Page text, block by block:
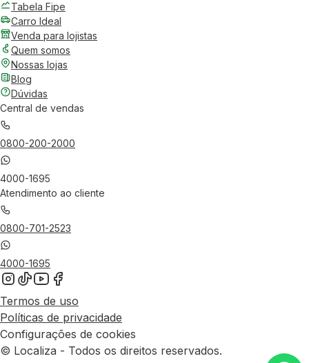
Tabela Fipe
Carro Ideal
Venda para lojistas
Quem somos
Nossas lojas
Blog
Dúvidas
Central de vendas
0800-200-2000
4000-1695
Atendimento ao cliente
0800-701-2523
4000-1695
Termos de uso
Políticas de privacidade
Configurações de cookies
© Localiza - Todos os direitos reservados.